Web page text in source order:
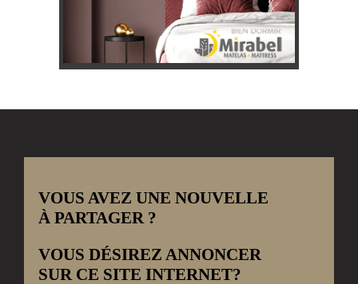
VOUS AVEZ UNE NOUVELLE
À PARTAGER ?
VOUS DÉSIREZ ANNONCER
SUR CE SITE INTERNET?